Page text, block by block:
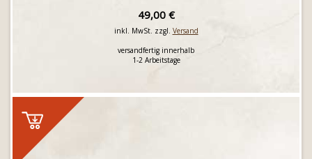
49,00 €
inkl. MwSt. zzgl. Versand
versandfertig innerhalb
1-2 Arbeitstage